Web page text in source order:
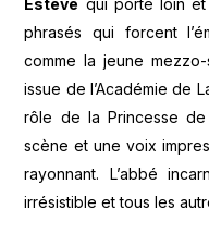
Esteve qui porte loin
phrasés qui forcent
comme la jeune mezzo-
issue de l’Académie de
rôle de la Princesse
scène et une voix
rayonnant. L’abbé
irrésistible et tous les